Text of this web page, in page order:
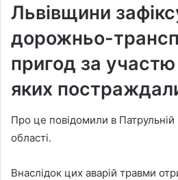
Львівщини
дорожньо-
пригод за участю
яких
Про це повідомили в Патрульній
області.
Внаслідок цих аварій травми